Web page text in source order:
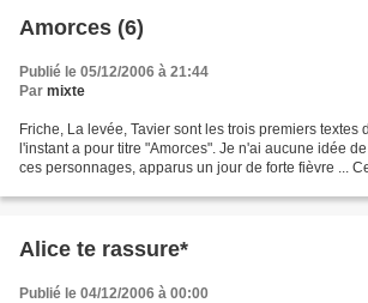
Amorces (6)
Publié le 05/12/2006 à 21:44
Par mixte
Friche, La levée, Tavier sont les trois premiers textes
l'instant a pour titre "Amorces". Je n'ai aucune idée
ces personnages, apparus un jour de forte fièvre ...
Alice te rassure*
Publié le 04/12/2006 à 00:00